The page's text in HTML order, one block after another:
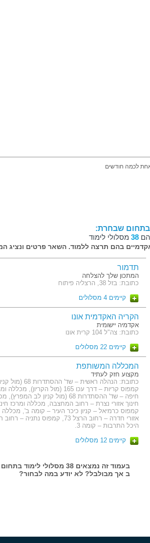
לכמה חודשים
בתחום שבחרת:
38 מסלולי לימוד
בהם תרצה ללמוד. השאר פרטים ונציג
תדמור
המתכון שלך להצלחה
כתובת: בזל 38, הרצליה פיתוח
קיימים 4 מסלולים
הקריה האקדמית אונו
אקדמיה יישומית
כתובת: צה"ל 104 קרית אונו
קיימים 22 מסלולים
המכללה המשותפת
מקצוע חזק לעתיד
כתובת: הנהלה ראשית
קמפוס קריות – דרך עכו 165 (מול
חיפה – שד' ההסתדרות 68 (מול קניון לב
חינוך אזורי נצרת – רחוב המחצבה, מכללה ומרכז
קמפוס כרמיאל – קניון כיכר העיר – קומה ב', מכללה
היכל התרבות – קומה 3.
קיימים 12 מסלולים
ב אך מבולבל? לא יודע במה לבחור?